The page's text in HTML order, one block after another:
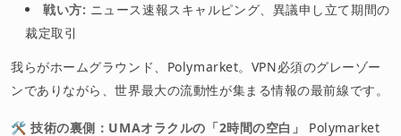
戦い方: ニュース速報スキャルピング、異議申し立て期間の
裁定取引
我らがホームグラウンド、Polymarket。VPN必須のグレーゾー
ンでありながら、世界最大の流動性が集まる情報の最前線です。
🛠 技術の裏側：UMAオラクルの「2時間の空白」 Polymarket